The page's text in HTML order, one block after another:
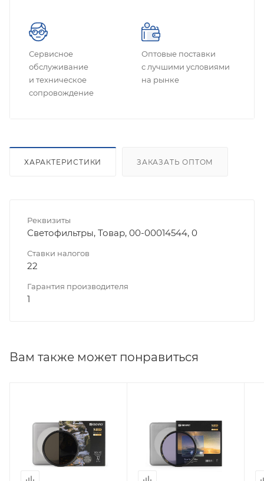
Сервисное
обслуживание
и техническое
сопровождение
Оптовые поставки
с лучшими условиями
на рынке
ХАРАКТЕРИСТИКИ ЗАКАЗАТЬ ОПТОМ
Реквизиты
Светофильтры, Товар, 00-00014544, 0
Ставки налогов
22
Гарантия производителя
1
Вам также может понравиться